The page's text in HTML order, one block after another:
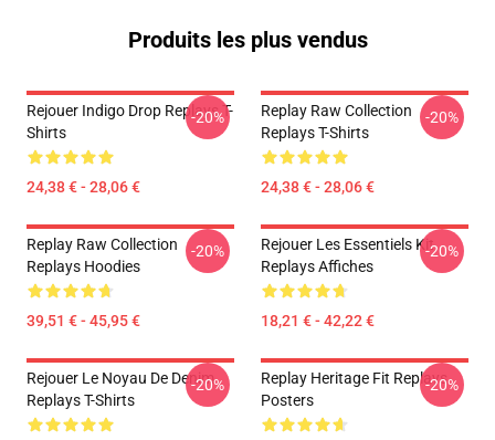
Produits les plus vendus
Rejouer Indigo Drop Replays T-
Shirts
24,38 € - 28,06 €
-20%
Replay Raw Collection
Replays T-Shirts
24,38 € - 28,06 €
-20%
Replay Raw Collection
Replays Hoodies
39,51 € - 45,95 €
-20%
Rejouer Les Essentiels Kit
Replays Affiches
18,21 € - 42,22 €
-20%
Rejouer Le Noyau De Denim
Replays T-Shirts
-20%
Replay Heritage Fit Replays
Posters
-20%